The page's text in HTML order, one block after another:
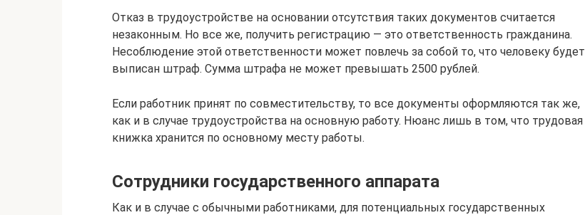
Отказ в трудоустройстве на основании отсутствия таких документов считается
незаконным. Но все же, получить регистрацию — это ответственность гражданина.
Несоблюдение этой ответственности может повлечь за собой то, что человеку будет
выписан штраф. Сумма штрафа не может превышать 2500 рублей.
Если работник принят по совместительству, то все документы оформляются так же,
как и в случае трудоустройства на основную работу. Нюанс лишь в том, что трудовая
книжка хранится по основному месту работы.
Сотрудники государственного аппарата
Как и в случае c обычными работниками, для потенциальных государственных